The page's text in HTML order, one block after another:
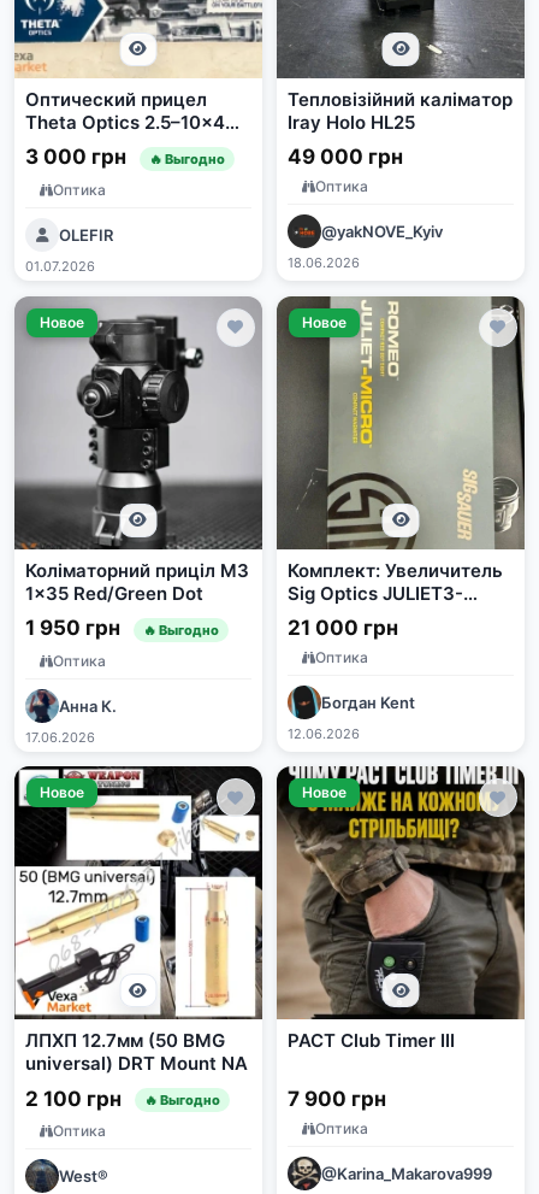
Оптический прицел
Theta Optics 2.5–10x40
AOE
3 000 грн 🔥 Выгодно
Оптика
OLEFIR
01.07.2026
Тепловізійний каліматор
Iray Holo HL25
49 000 грн
Оптика
@yakNOVE_Kyiv
18.06.2026
Новое
Коліматорний приціл M3
1x35 Red/Green Dot
1 950 грн 🔥 Выгодно
Оптика
Анна К.
17.06.2026
Новое
Комплект: Увеличитель
Sig Optics JULIET3-
MICRO 3X22MM и
Коллиматорный прицел
SIG Optics ROMEO-MSR
21 000 грн
Оптика
Богдан Kent
12.06.2026
Новое
ЛПХП 12.7мм (50 BMG
universal) DRT Mount NA
2 100 грн 🔥 Выгодно
Оптика
West®
Новое
PACT Club Timer III
7 900 грн
Оптика
@Karina_Makarova999